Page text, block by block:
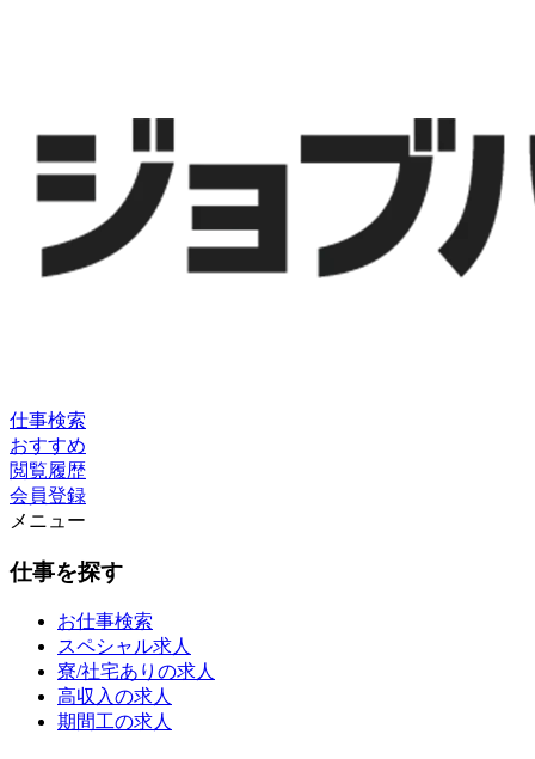
仕事検索
おすすめ
閲覧履歴
会員登録
メニュー
仕事を探す
お仕事検索
スペシャル求人
寮/社宅ありの求人
高収入の求人
期間工の求人